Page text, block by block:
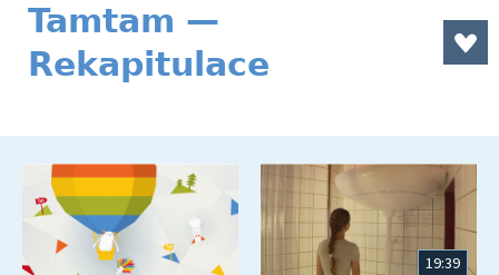
Tamtam —
Rekapitulace
19:39